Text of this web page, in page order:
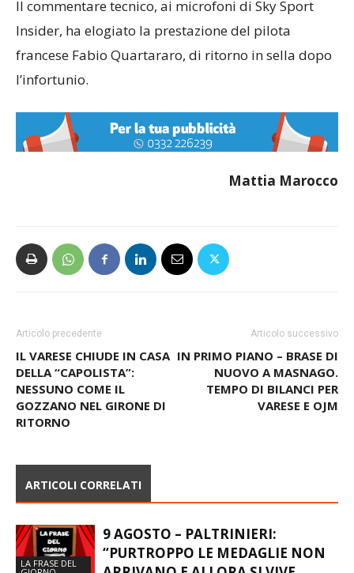
Il commentare tecnico, ai microfoni di Sky Sport
Insider, ha elogiato la prestazione del pilota
francese Fabio Quartararo, di ritorno in sella dopo
l’infortunio.
Mattia Marocco
Articolo precedente
IL VARESE CHIUDE IN CASA
DELLA “CAPOLISTA”:
NESSUNO COME IL
GOZZANO NEL GIRONE DI
RITORNO
Articolo successivo
IN PRIMO PIANO – BRASE DI
NUOVO A MASNAGO.
TEMPO DI BILANCI PER
VARESE E OJM
ARTICOLI CORRELATI
LA FRASE DEL
9 AGOSTO – PALTRINIERI:
“PURTROPPO LE MEDAGLIE NON